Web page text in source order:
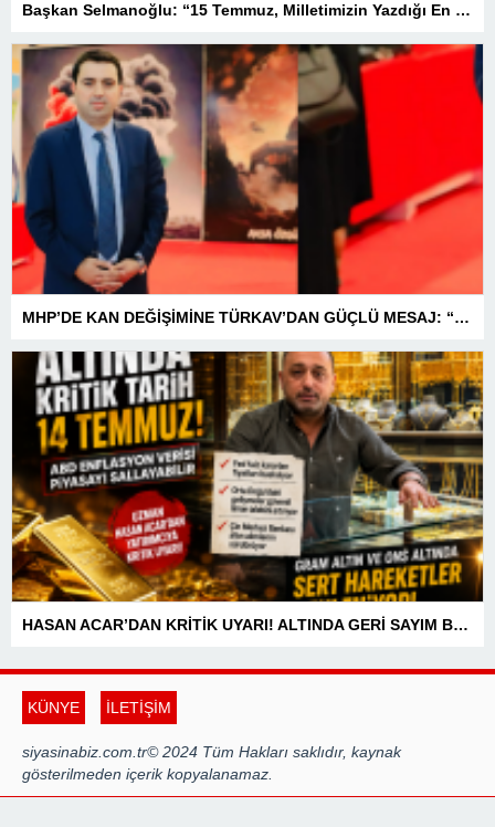
Başkan Selmanoğlu: “15 Temmuz, Milletimizin Yazdığı En Büyük Demokrasi Destanlarından Biridir”
MHP’DE KAN DEĞİŞİMİNE TÜRKAV’DAN GÜÇLÜ MESAJ: “BİRLİK VE BERABERLİKLE DAHA GÜÇLÜYÜZ”
HASAN ACAR’DAN KRİTİK UYARI! ALTINDA GERİ SAYIM BAŞLADI! 14 TEMMUZ’DAKİ VERİ PİYASALARIN YÖNÜNÜ BELİRLEYECEK
KÜNYE İLETİŞİM
siyasinabiz.com.tr© 2024 Tüm Hakları saklıdır, kaynak
gösterilmeden içerik kopyalanamaz.